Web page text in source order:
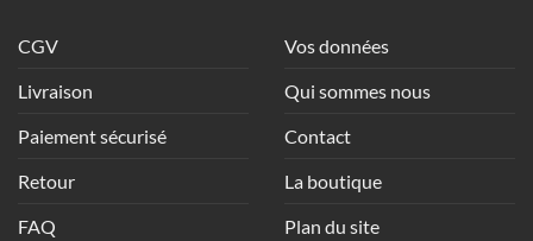
CGV
Livraison
Paiement sécurisé
Retour
FAQ
Vos données
Qui sommes nous
Contact
La boutique
Plan du site